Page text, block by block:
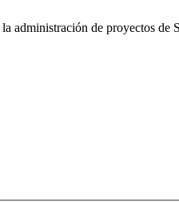
administración de proyectos